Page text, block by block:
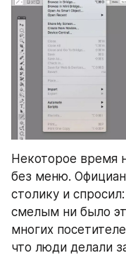
Некоторое время
без меню.
столику и
смелым ни было
многих
что люди делали